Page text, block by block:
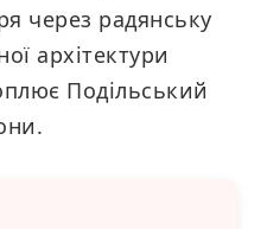
через радянську
архітектури
Подільський